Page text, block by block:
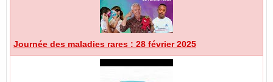
Journée des maladies rares : 28 février 2025